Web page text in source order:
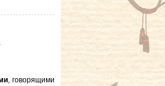
, говорящими